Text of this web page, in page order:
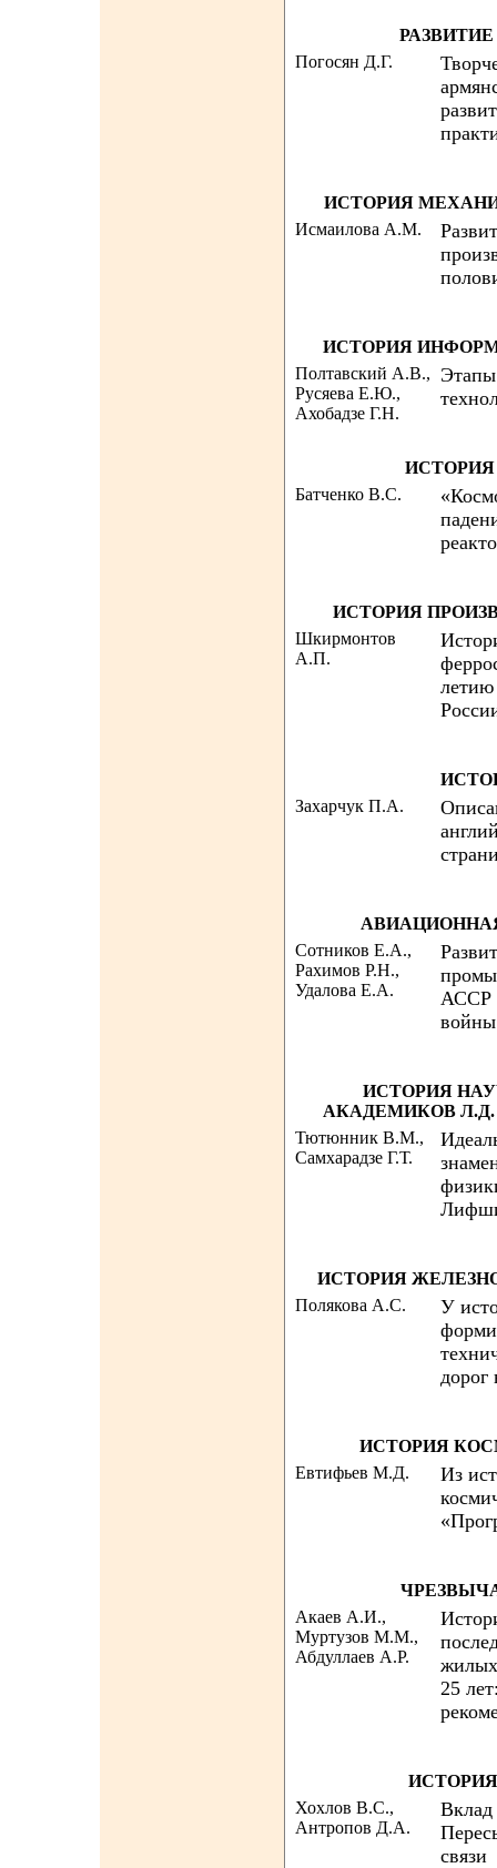
Погосян Д.Г.
ИСТОРИЯ
Исмаилова А.М.
ИСТОРИЯ
Полтавский А.В.,
Русяева Е.Ю.,
Ахобадзе Г.Н.
Батченко В.С.
ИСТОРИЯ
Шкирмонтов
А.П.
летию
Захарчук П.А.
Сотников Е.А.,
Рахимов Р.Н.,
Удалова Е.А.
АССР
войны
ИСТОРИЯ
АКАДЕМИКОВ
Тютюнник В.М.,
Самхарадзе Г.Т.
ИСТОРИЯ
Полякова А.С.
У
дорог
ИСТОРИЯ
Евтифьев М.Д.
Из
Акаев А.И.,
Муртузов М.М.,
Абдуллаев А.Р.
жилых
25
Хохлов В.С.,
Антропов Д.А.
связи